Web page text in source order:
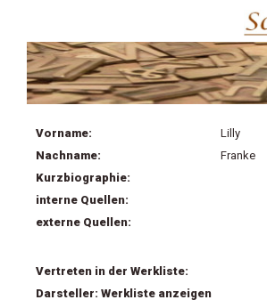
Vorname:
Lilly
Nachname:
Franke
Kurzbiographie:
interne Quellen:
externe Quellen:
Vertreten in der Werkliste:
Darsteller: Werkliste anzeigen